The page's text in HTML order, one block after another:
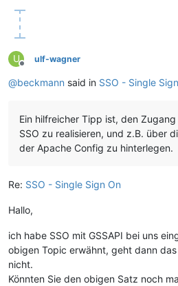
U
Offline
ulf-wagner
@beckmann said in SSO - Single
Ein hilfreicher Tipp ist, den
SSO zu realisieren, und z.B. über
der Apache Config zu hinterlegen.
Re: SSO - Single Sign On
Hallo,
ich habe SSO mit GSSAPI bei uns
obigen Topic erwähnt, geht dann
nicht.
Könnten Sie den obigen Satz noch